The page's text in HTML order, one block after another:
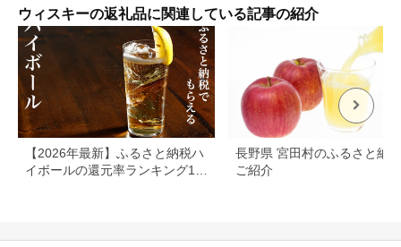
み 洋酒 アルコール 贈
答 ギフト 贈り物
ウィスキーの返礼品に関連している記事の紹介
【2026年最新】ふるさと納税ハ
イボールの還元率ランキング10
長野県 宮田村のふるさと納
ご紹介